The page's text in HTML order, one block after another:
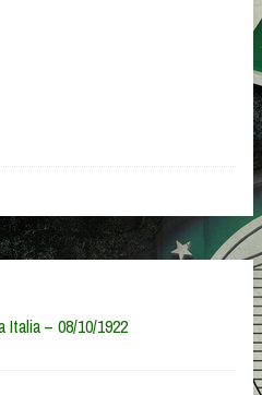
Italia – 08/10/1922